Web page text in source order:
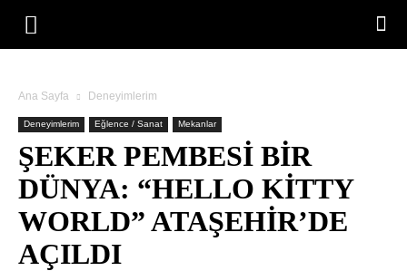
Ana Sayfa Deneyimlerim
Deneyimlerim Eğlence / Sanat Mekanlar
ŞEKER PEMBESI BIR
DÜNYA: “HELLO KITTY
WORLD” ATAŞEHIR’DE
AÇILDI